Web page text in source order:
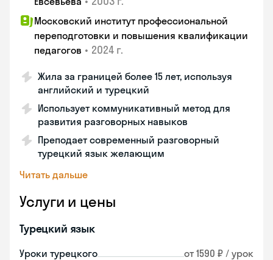
Московский институт профессиональной
переподготовки и повышения квалификации
педагогов • 2024 г.
Жила за границей более 15 лет, используя
английский и турецкий
Использует коммуникативный метод для
развития разговорных навыков
Преподает современный разговорный
турецкий язык желающим
Читать дальше
Услуги и цены
Турецкий язык
Уроки турецкого от 1590 ₽ / урок